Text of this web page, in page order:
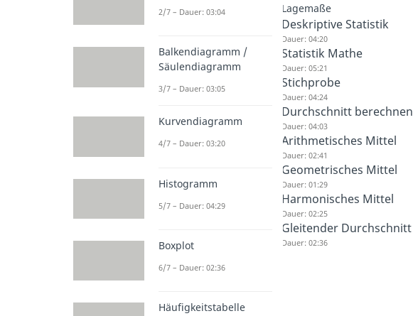
Lagemaße
Deskriptive Statistik
Dauer: 04:20
Statistik Mathe
Dauer: 05:21
Stichprobe
Dauer: 04:24
Durchschnitt berechnen
Dauer: 04:03
Arithmetisches Mittel
Dauer: 02:41
Geometrisches Mittel
Dauer: 01:29
Harmonisches Mittel
Dauer: 02:25
Gleitender Durchschnitt
Dauer: 02:36
2/7 – Dauer: 03:04
Balkendiagramm /
Säulendiagramm
3/7 – Dauer: 03:05
Kurvendiagramm
4/7 – Dauer: 03:20
Histogramm
5/7 – Dauer: 04:29
Boxplot
6/7 – Dauer: 02:36
Häufigkeitstabelle